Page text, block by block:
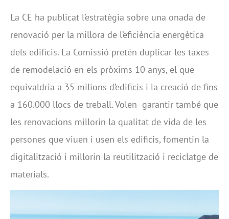
La CE ha publicat l’estratègia sobre una onada de
renovació per la millora de l’eficiència energètica
dels edificis. La Comissió pretén duplicar les taxes
de remodelació en els pròxims 10 anys, el que
equivaldria a 35 milions d’edificis i la creació de fins
a 160.000 llocs de treball. Volen garantir també que
les renovacions millorin la qualitat de vida de les
persones que viuen i usen els edificis, fomentin la
digitalització i millorin la reutilització i reciclatge de
materials.